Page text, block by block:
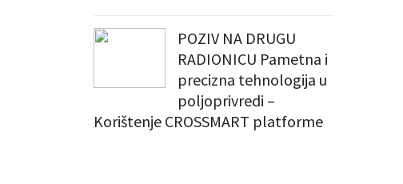
POZIV NA DRUGU
RADIONICU Pametna i
precizna tehnologija u
poljoprivredi –
Korištenje CROSSMART platforme